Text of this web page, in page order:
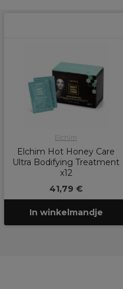
Elchim
Elchim Hot Honey Care
Ultra Bodifying Treatment
x12
41,79 €
In winkelmandje